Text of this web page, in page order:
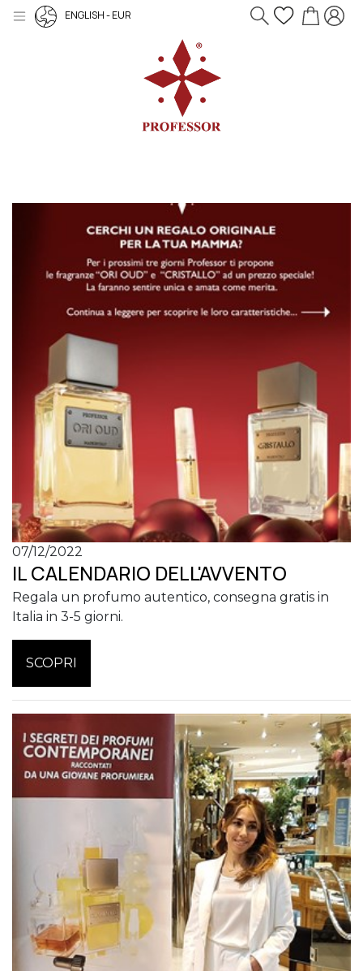
ENGLISH - EUR
07/12/2022
IL CALENDARIO DELL'AVVENTO
Regala un profumo autentico, consegna gratis in
Italia in 3-5 giorni.
SCOPRI